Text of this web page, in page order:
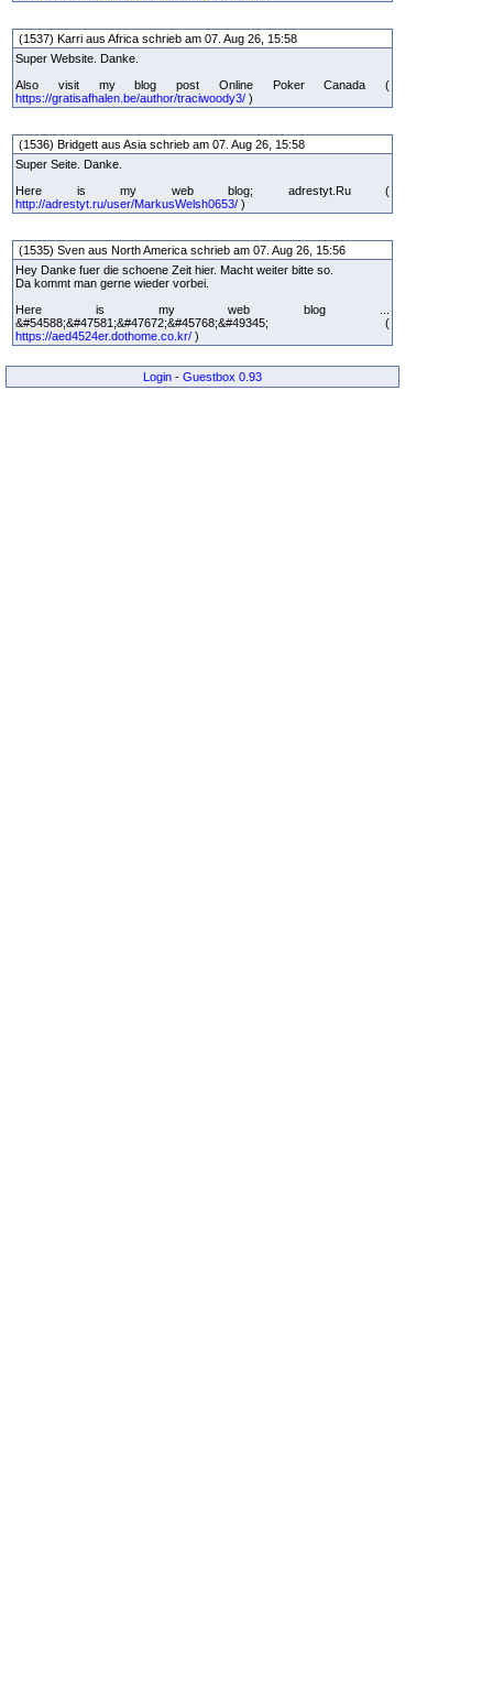
(1537) Karri aus Africa schrieb am 07. Aug 26, 15:58
Super Website. Danke.
Also visit my blog post Online Poker Canada (
https://gratisafhalen.be/author/traciwoody3/ )
(1536) Bridgett aus Asia schrieb am 07. Aug 26, 15:58
Super Seite. Danke.
Here is my web blog; adrestyt.Ru (
http://adrestyt.ru/user/MarkusWelsh0653/ )
(1535) Sven aus North America schrieb am 07. Aug 26, 15:56
Hey Danke fuer die schoene Zeit hier. Macht weiter bitte so.
Da kommt man gerne wieder vorbei.
Here is my web blog ...
&#54588;&#47581;&#47672;&#45768;&#49345; (
https://aed4524er.dothome.co.kr/ )
Login - Guestbox 0.93